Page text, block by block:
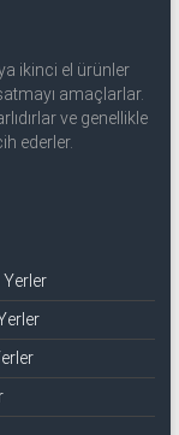
ikinci el ürünler
amaçlarlar.
ve genellikle
ederler.
Yerler